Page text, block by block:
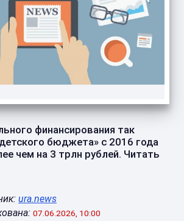
финансирования так
бюджета» с 2016 года
чем на 3 трлн рублей. Читать
ura.news
07.06.2026, 10:00